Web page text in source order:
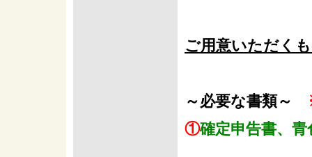
ご用意いただく
～必要な書類～
①確定申告書、